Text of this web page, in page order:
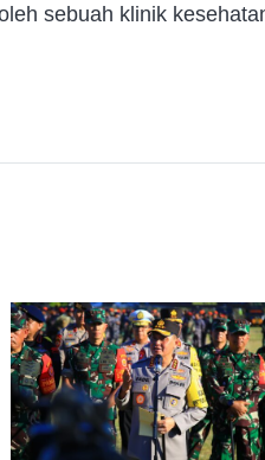
sebuah klinik